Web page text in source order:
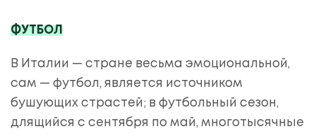
ФУТБОЛ
В Италии — стране весьма эмоциональной,
сам — футбол, является источником
бушующих страстей; в футбольный сезон,
длящийся с сентября по май, многотысячные